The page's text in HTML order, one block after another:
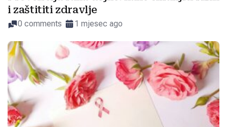
i zaštititi zdravlje
0 comments 1 mjesec ago